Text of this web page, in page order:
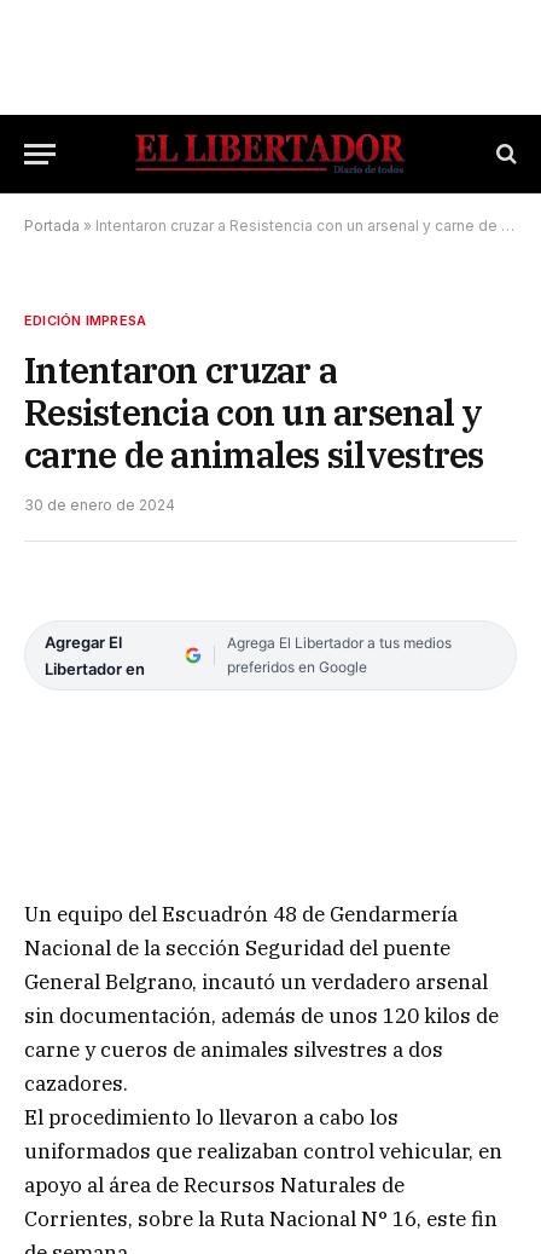
Portada » Intentaron cruzar a Resistencia con un arsenal y carne de animales silvestres
EDICIÓN IMPRESA
Intentaron cruzar a
Resistencia con un arsenal y
carne de animales silvestres
30 de enero de 2024
Agregar El
Libertador en
Agrega El Libertador a tus medios
preferidos en Google
Un equipo del Escuadrón 48 de Gendarmería
Nacional de la sección Seguridad del puente
General Belgrano, incautó un verdadero arsenal
sin documentación, además de unos 120 kilos de
carne y cueros de animales silvestres a dos
cazadores.
El procedimiento lo llevaron a cabo los
uniformados que realizaban control vehicular, en
apoyo al área de Recursos Naturales de
Corrientes, sobre la Ruta Nacional N° 16, este fin